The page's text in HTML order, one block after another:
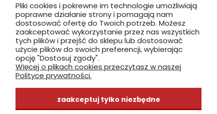
zobacz, jak dojechać
INFORMACJE
ZAKUPY
Pliki cookies i pokrewne im technologie umożliwiają
poprawne działanie strony i pomagają nam
dostosować ofertę do Twoich potrzeb. Możesz
zaakceptować wykorzystanie przez nas wszystkich
tych plików i przejść do sklepu lub dostosować
użycie plików do swoich preferencji, wybierając
opcję "Dostosuj zgody".
Więcej o plikach cookies przeczytasz w naszej
Polityce prywatności.
zaakceptuj tylko niezbędne